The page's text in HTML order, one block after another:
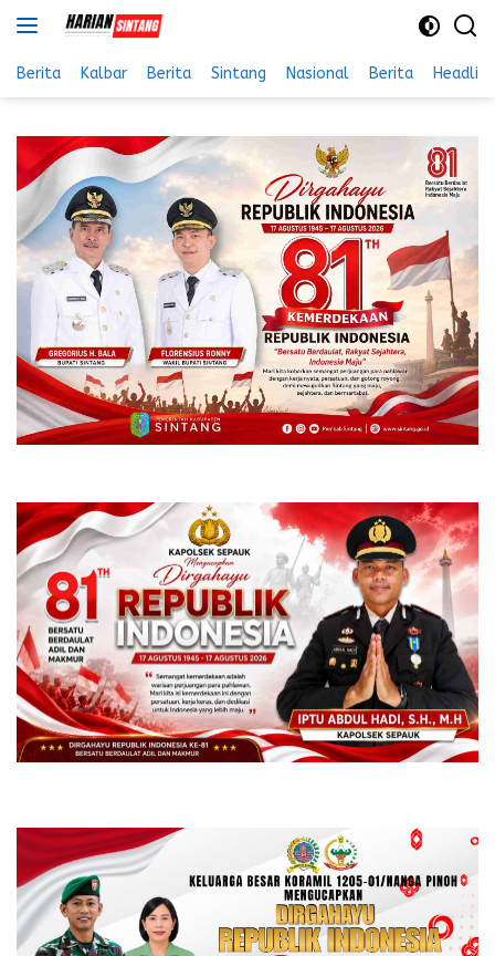
Langsung
ke
konten
Berita Kalbar Berita Sintang Nasional Berita Headline